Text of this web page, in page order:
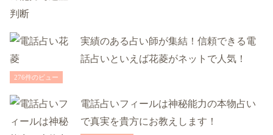
実績のある占い師が集結！信頼できる電
話占いといえば花菱がネットで人気！
276件のビュー
電話占いフィールは神秘能力の本物占い
で真実を貴方にお教えします！